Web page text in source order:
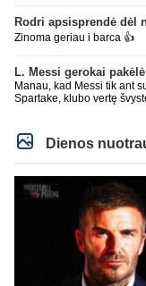
Rodri apsisprendė dėl
Zinoma geriau i barca 👍
Manau, kad Messi tik ant
Spartake, klubo vertę
Dienos